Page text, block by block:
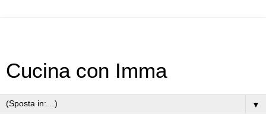
Cucina con Imma
▼